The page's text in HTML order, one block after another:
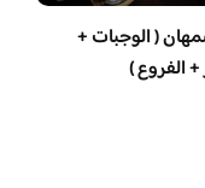
( الوجبات +
+ الفروع )